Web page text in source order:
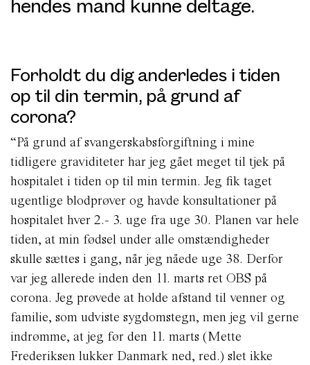
Forholdt du dig anderledes i tiden
op til din termin, på grund af
corona?
“På grund af svangerskabsforgiftning i mine
tidligere graviditeter har jeg gået meget til tjek på
hospitalet i tiden op til min termin. Jeg fik taget
ugentlige blodprøver og havde konsultationer på
hospitalet hver 2.- 3. uge fra uge 30. Planen var hele
tiden, at min fødsel under alle omstændigheder
skulle sættes i gang, når jeg nåede uge 38. Derfor
var jeg allerede inden den 11. marts ret OBS på
corona. Jeg prøvede at holde afstand til venner og
familie, som udviste sygdomstegn, men jeg vil gerne
indrømme, at jeg før den 11. marts (Mette
Frederiksen lukker Danmark ned, red.) slet ikke